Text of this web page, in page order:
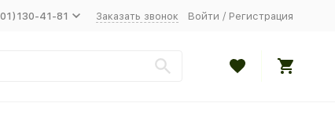
41-81 Заказать звонок Войти / Регистрация